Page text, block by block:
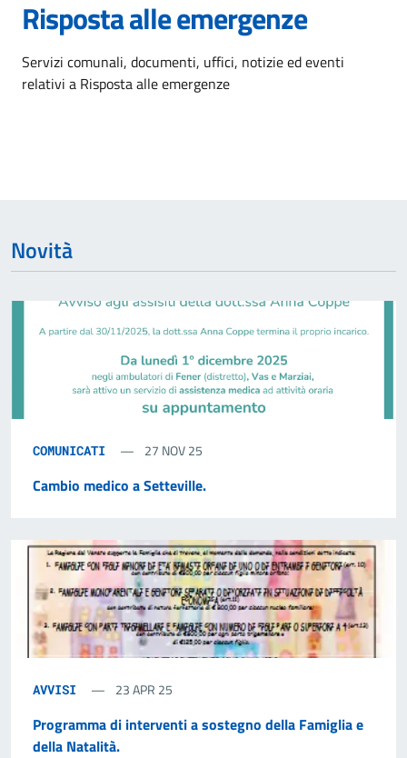
Risposta alle emergenze
Dettagli dell'argomento
Servizi comunali, documenti, uffici, notizie ed eventi
relativi a Risposta alle emergenze
Novità
COMUNICATI 27 NOV 25
Cambio medico a Setteville.
AVVISI 23 APR 25
Programma di interventi a sostegno della Famiglia e
della Natalità.